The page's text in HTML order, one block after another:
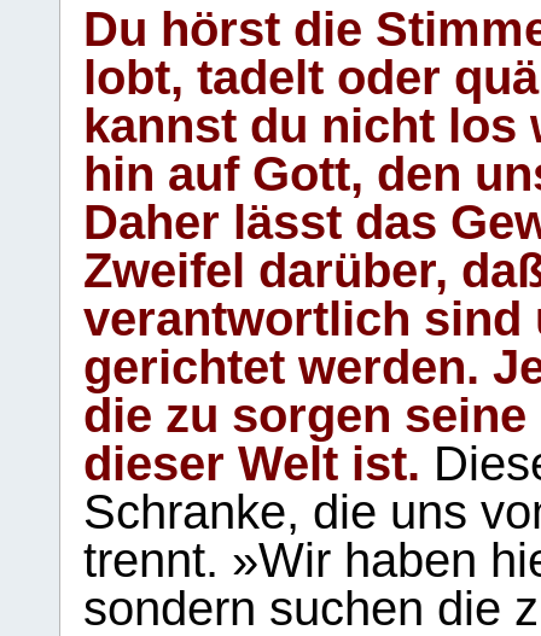
Du hörst die
lobt, tadelt oder
kannst du nicht los
hin auf Gott, den
Daher lässt das
Zweifel darüber,
verantwortlich sind
gerichtet werden.
die zu sorgen
dieser Welt ist.
Schranke, die uns
trennt. »Wir haben
sondern suchen die